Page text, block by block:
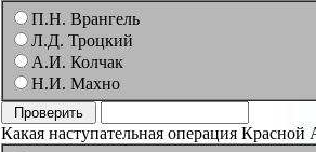
П.Н. Врангель
Л.Д. Троцкий
А.И. Колчак
Н.И. Махно
Какая наступательная операция